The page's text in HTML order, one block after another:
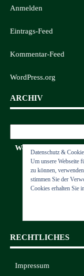
Anmelden
Eintrags-Feed
Kommentar-Feed
WordPress.org
ARCHIV
Archiv
Wettkämpfe
Datenschutz &
Um unsere Webseite
zu können,
stimmen Sie der
Cookies erhalten Sie
RECHTLICHES
Impressum